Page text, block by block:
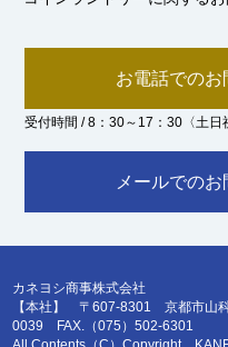
お電話でのお
受付時間 / 8：30～17：30〈土日
メールでの
カネヨシ商事株式会社
【本社】 〒607-8301 京都市
0039 FAX.（075）502-6301